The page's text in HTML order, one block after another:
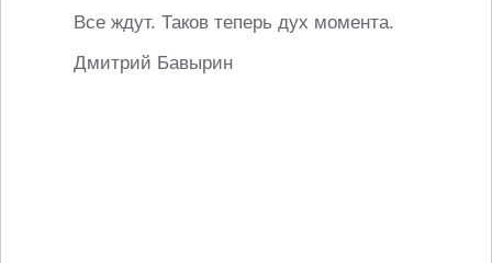
Все ждут. Таков теперь дух момента.
Дмитрий Бавырин